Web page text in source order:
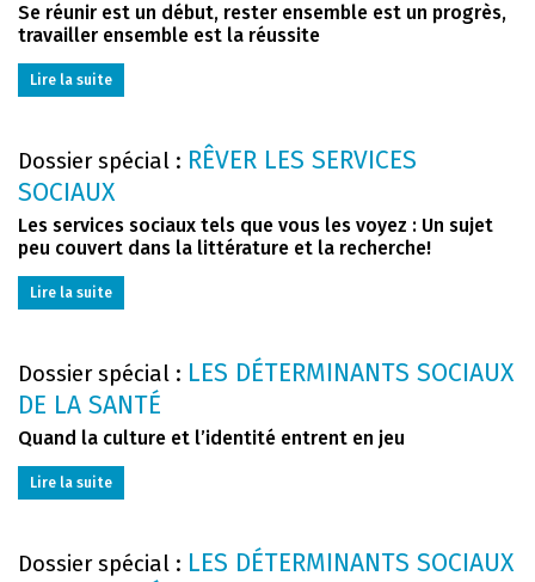
Se réunir est un début, rester ensemble est un progrès,
travailler ensemble est la réussite
Lire la suite
Dossier spécial : RÊVER LES SERVICES
SOCIAUX
Les services sociaux tels que vous les voyez : Un sujet
peu couvert dans la littérature et la recherche!
Lire la suite
Dossier spécial : LES DÉTERMINANTS SOCIAUX
DE LA SANTÉ
Quand la culture et l’identité entrent en jeu
Lire la suite
Dossier spécial : LES DÉTERMINANTS SOCIAUX